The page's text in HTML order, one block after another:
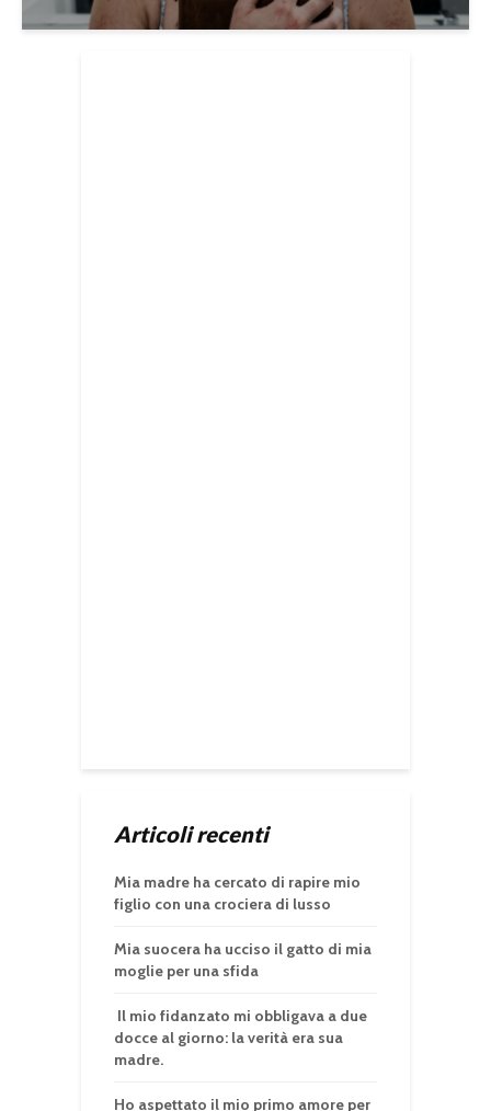
Articoli recenti
Mia madre ha cercato di rapire mio
figlio con una crociera di lusso
Mia suocera ha ucciso il gatto di mia
moglie per una sfida
Il mio fidanzato mi obbligava a due
docce al giorno: la verità era sua
madre.
Ho aspettato il mio primo amore per